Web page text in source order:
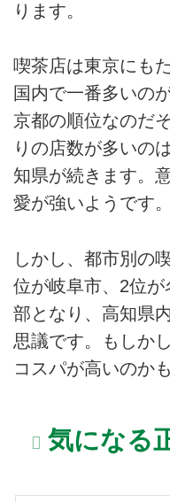
ります。
喫茶店は東京にも
国内で一番多いの
京都の順位なのだ
りの店数が多いの
知県が続きます。
愛が強いようです。
しかし、都市別の
位が岐阜市、2位
部となり、高知県
思議です。もしか
コスパが高いのか
気になる